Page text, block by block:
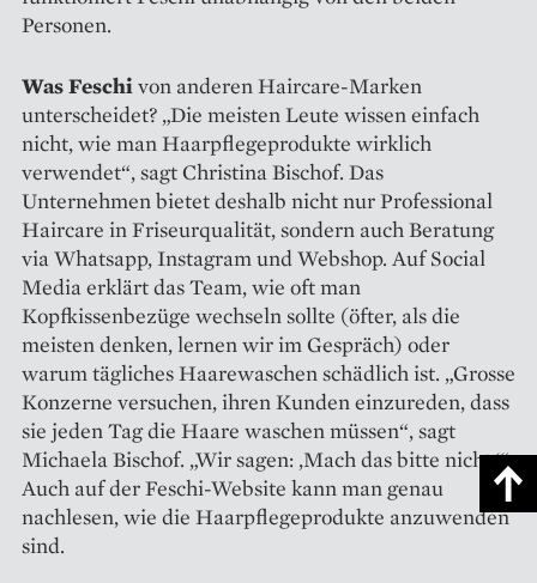
Personen.
Was Feschivon anderen Haircare-Marken
unterscheidet? „Die meisten Leute wissen einfach
nicht, wie man Haarpflegeprodukte wirklich
verwendet“, sagt Christina Bischof. Das
Unternehmen bietet deshalb nicht nur Professional
Haircare in Friseurqualität, sondern auch Beratung
via Whatsapp, Instagram und Webshop. Auf Social
Media erklärt das Team, wie oft man
Kopfkissenbezüge wechseln sollte (öfter, als die
meisten denken, lernen wir im Gespräch) oder
warum tägliches Haarewaschen schädlich ist. „Grosse
Konzerne ver­suchen, ihren Kunden einzureden, dass
sie jeden Tag die Haare waschen müssen“, sagt
Michaela Bischof. „Wir sagen: ‚Mach das bitte nicht.‘“
Auch auf der Feschi-Website kann man genau
nachlesen, wie die Haarpflegeprodukte anzuwenden
sind.